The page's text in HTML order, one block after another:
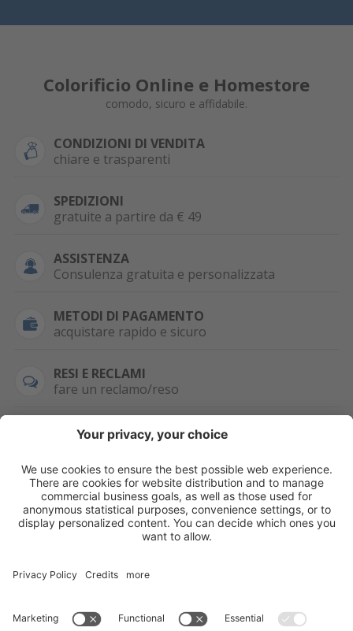
Colorificio Online e Homestore
comodo, sicuro e affidabile.
CONDIZIONI DI VENDITA
chiare e trasparenti
SPEDIZIONI
gratuite a partire da € 49
ASSISTENZA
Consulenza gratuita e personalizzata
METODI DI PAGAMENTO
acquistare rapido e sicuro
RESI E RECLAMI
fare un reclamo/reso
SEMPRE DISPONIBILE
0471 506798
WHATSAPP
+39 376 2951129
HAI LA PARTITA
IVA?
Per ordini, offerte,
prezzi speciali e
ulteriori articoli